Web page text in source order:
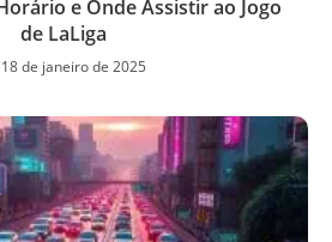
e Onde Assistir ao Jogo
de LaLiga
18 de janeiro de 2025